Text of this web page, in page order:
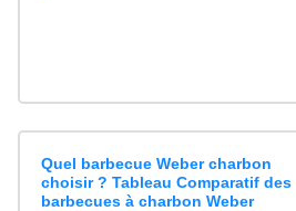
Quel barbecue Weber charbon
choisir ? Tableau Comparatif des
barbecues à charbon Weber